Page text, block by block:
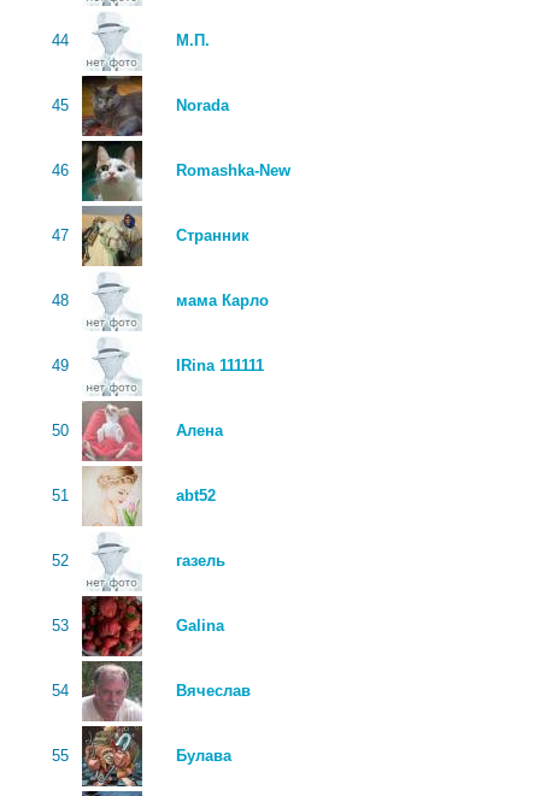
44 М.П.
45 Norada
46 Romashka-New
47 Странник
48 мама Карло
49 IRina 111111
50 Алена
51 abt52
52 газель
53 Galina
54 Вячеслав
55 Булава